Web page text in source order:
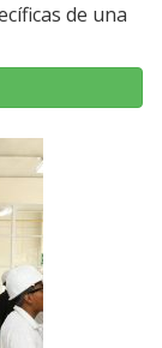
de una